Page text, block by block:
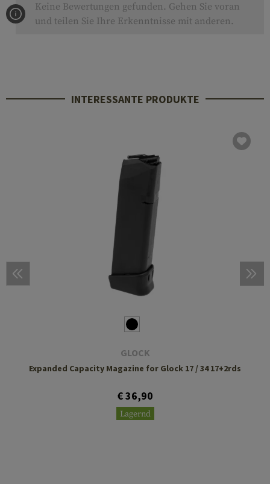
Keine Bewertungen gefunden. Gehen Sie voran
und teilen Sie Ihre Erkenntnisse mit anderen.
INTERESSANTE PRODUKTE
GLOCK
Expanded Capacity Magazine for Glock 17 / 34 17+2rds
€ 36,90
Lagernd